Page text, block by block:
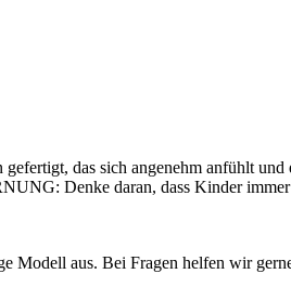
das sich angenehm anfühlt
Denke daran, dass Kinder
Modell aus. Bei Fragen helfen wir